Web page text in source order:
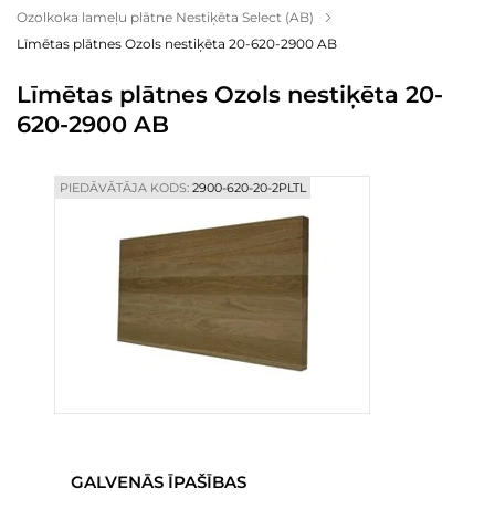
Par mums
Blogs
Kontaktinformācija
Ozolkoka lameļu plātne Nestiķēta Select (AB)
Līmētas plātnes Ozols nestiķēta 20-620-2900 AB
Līmētas plātnes Ozols nestiķēta 20-
620-2900 AB
PIEDĀVĀTĀJA KODS:2900-620-20-2PLTL
GALVENĀS ĪPAŠĪBAS